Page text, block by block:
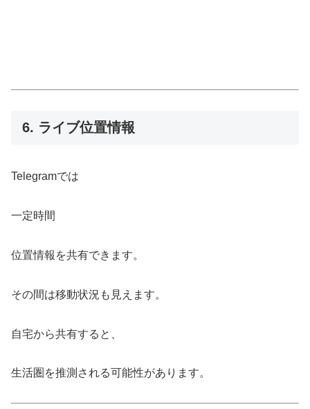
6. ライブ位置情報
Telegramでは
一定時間
位置情報を共有できます。
その間は移動状況も見えます。
自宅から共有すると、
生活圏を推測される可能性があります。